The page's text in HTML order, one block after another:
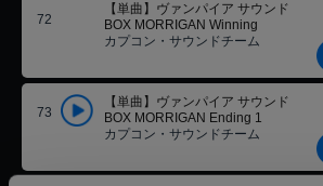
72
【単曲】ヴァンパイア サウンド
BOX MORRIGAN Winning
カプコン・サウンドチーム
73
【単曲】ヴァンパイア サウンド
BOX MORRIGAN Ending 1
カプコン・サウンドチーム